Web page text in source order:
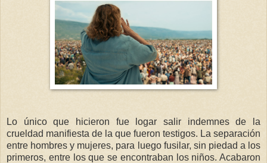
Lo único que hicieron fue logar salir indemnes de la
crueldad manifiesta de la que fueron testigos. La separación
entre hombres y mujeres, para luego fusilar, sin piedad a los
primeros, entre los que se encontraban los niños. Acabaron